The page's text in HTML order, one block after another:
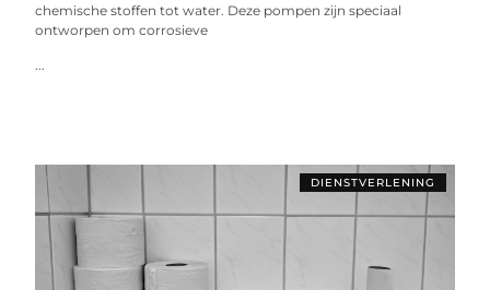
chemische stoffen tot water. Deze pompen zijn speciaal
ontworpen om corrosieve
...
DIENSTVERLENING